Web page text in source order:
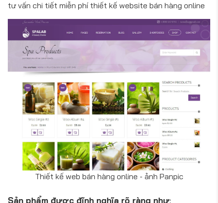
tư vấn chi tiết miễn phí thiết kế website bán hàng online
Thiết kế web bán hàng online - ảnh Panpic
Sản phẩm được đĩnh nghĩa rõ ràng như: